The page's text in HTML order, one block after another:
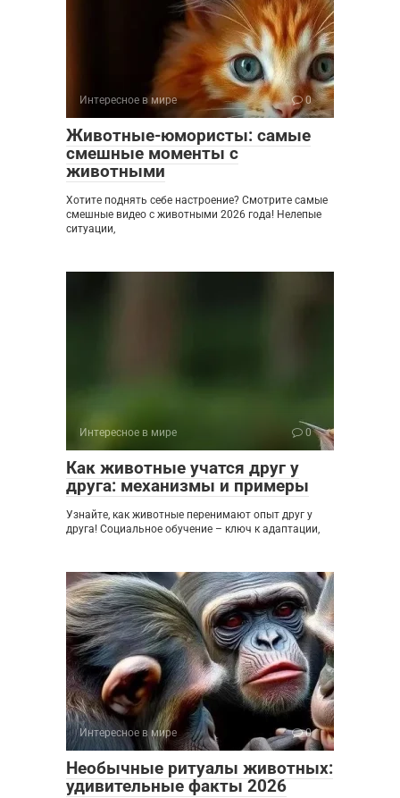
Интересное в мире 0
Животные-юмористы: самые
смешные моменты с
животными
Хотите поднять себе настроение? Смотрите самые
смешные видео с животными 2026 года! Нелепые
ситуации,
Интересное в мире 0
Как животные учатся друг у
друга: механизмы и примеры
Узнайте, как животные перенимают опыт друг у
друга! Социальное обучение – ключ к адаптации,
Интересное в мире 0
Необычные ритуалы животных:
удивительные факты 2026